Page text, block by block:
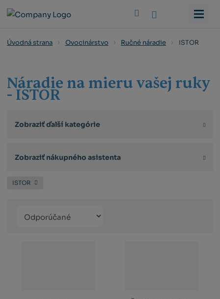
Úvodná strana Ovocinárstvo Ručné náradie ISTOR
Náradie na mieru vašej ruky
- ISTOR
Zobraziť ďalší kategórie
Zobraziť nákupného asistenta
ISTOR
produktů